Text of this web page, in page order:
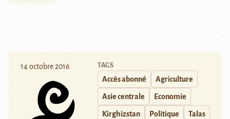
14 octobre 2016 TAGS
Accès abonné Agriculture
Asie centrale Economie
Kirghizstan Politique Talas